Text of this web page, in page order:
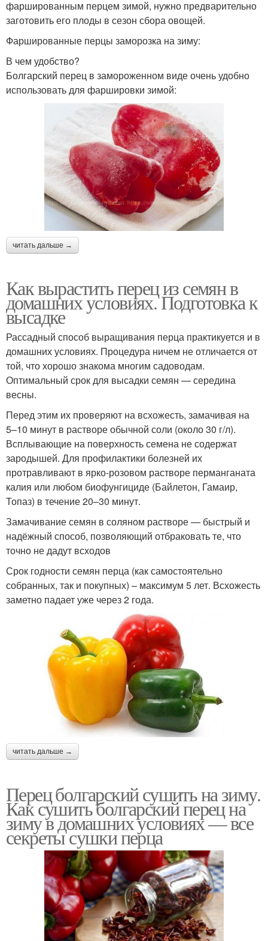
фаршированным перцем зимой, нужно предварительно
заготовить его плоды в сезон сбора овощей.
Фаршированные перцы заморозка на зиму:
В чем удобство?
Болгарский перец в замороженном виде очень удобно
использовать для фаршировки зимой:
читать дальше →
Как вырастить перец из семян в
домашних условиях. Подготовка к
высадке
Рассадный способ выращивания перца практикуется и в
домашних условиях. Процедура ничем не отличается от
той, что хорошо знакома многим садоводам.
Оптимальный срок для высадки семян — середина
весны.
Перед этим их проверяют на всхожесть, замачивая на
5–10 минут в растворе обычной соли (около 30 г/л).
Всплывающие на поверхность семена не содержат
зародышей. Для профилактики болезней их
протравливают в ярко-розовом растворе перманганата
калия или любом биофунгициде (Байлетон, Гамаир,
Топаз) в течение 20–30 минут.
Замачивание семян в соляном растворе — быстрый и
надёжный способ, позволяющий отбраковать те, что
точно не дадут всходов
Срок годности семян перца (как самостоятельно
собранных, так и покупных) – максимум 5 лет. Всхожесть
заметно падает уже через 2 года.
читать дальше →
Перец болгарский сушить на зиму.
Как сушить болгарский перец на
зиму в домашних условиях — все
секреты сушки перца